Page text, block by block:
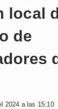
local
de
2024 a las 15:10